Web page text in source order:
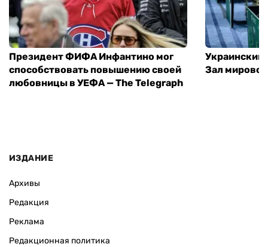
Президент ФИФА Инфантино мог
способствовать повышению своей
любовницы в УЕФА — The Telegraph
Украинский
Зал
ИЗДАНИЕ
Архивы
Редакция
Реклама
Редакционная политика